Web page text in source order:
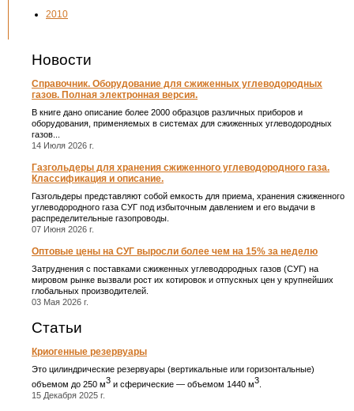
2010
Новости
Справочник. Оборудование для сжиженных углеводородных
газов. Полная электронная версия.
В книге дано описание более 2000 образцов различных приборов и
оборудования, применяемых в системах для сжиженных углеводородных
газов...
14 Июля 2026 г.
Газгольдеры для хранения сжиженного углеводородного газа.
Классификация и описание.
Газгольдеры представляют собой емкость для приема, хранения сжиженного
углеводородного газа СУГ под избыточным давлением и его выдачи в
распределительные газопроводы.
07 Июня 2026 г.
Оптовые цены на СУГ выросли более чем на 15% за неделю
Затруднения с поставками сжиженных углеводородных газов (СУГ) на
мировом рынке вызвали рост их котировок и отпускных цен у крупнейших
глобальных производителей.
03 Мая 2026 г.
Статьи
Криогенные резервуары
Это цилиндрические резервуары (вертикальные или горизонтальные)
объемом до 250 м3 и сферические ― объемом 1440 м3
15 Декабря 2025 г.